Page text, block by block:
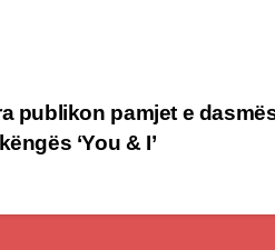
publikon pamjet e
‘You & I’